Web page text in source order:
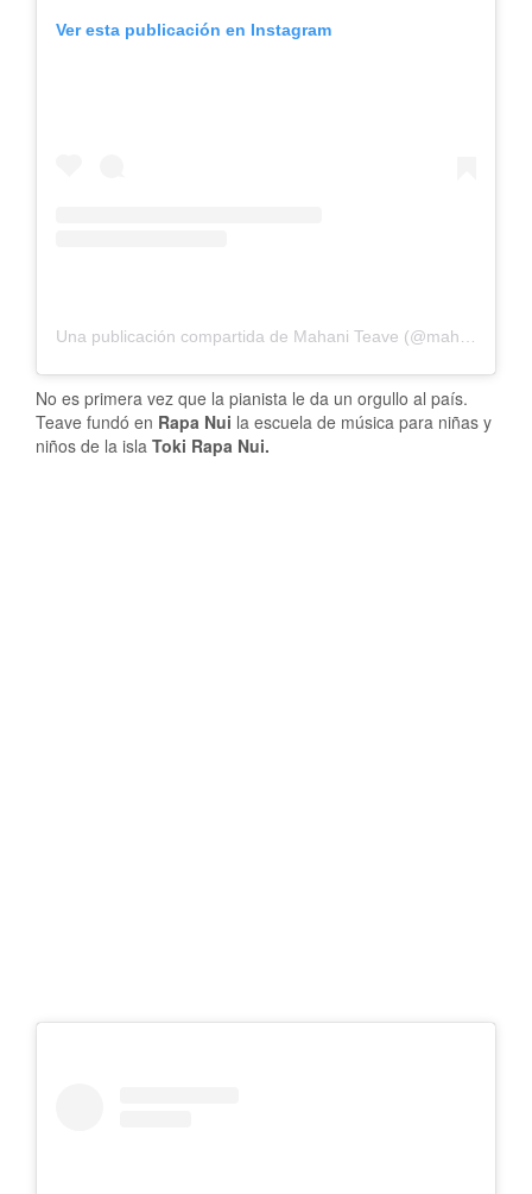
Ver esta publicación en Instagram
Una publicación compartida de Mahani Teave (@mahaniteave)
No es primera vez que la pianista le da un orgullo al país.
Teave fundó en Rapa Nui la escuela de música para niñas y
niños de la isla Toki Rapa Nui.